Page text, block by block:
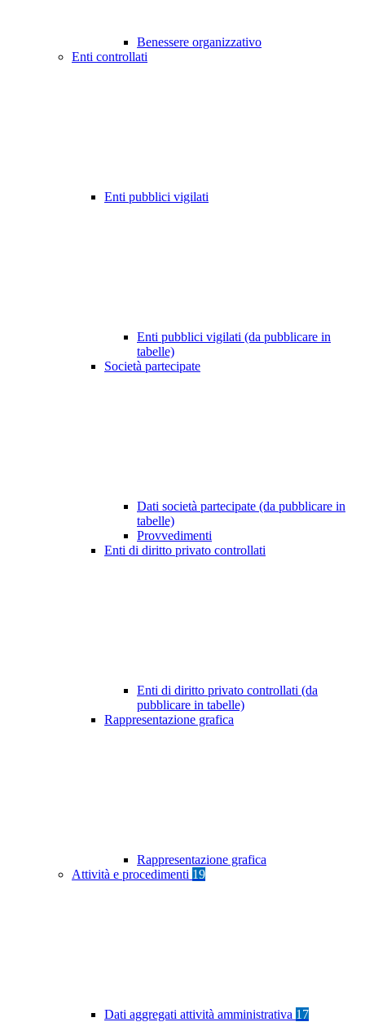
Benessere organizzativo
Enti controllati
Enti pubblici vigilati
Enti pubblici vigilati (da pubblicare in
tabelle)
Società partecipate
Dati società partecipate (da pubblicare in
tabelle)
Provvedimenti
Enti di diritto privato controllati
Enti di diritto privato controllati (da
pubblicare in tabelle)
Rappresentazione grafica
Rappresentazione grafica
Attività e procedimenti 19
Dati aggregati attività amministrativa 17